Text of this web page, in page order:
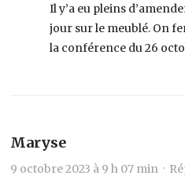
Il y’a eu pleins
jour sur le meublé. On
la conférence du 26
Maryse
9 octobre 2023 à 9 h 07 min ·